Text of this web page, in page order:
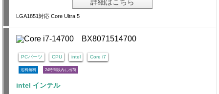
LGA1851対応 Core Ultra 5
PCパーツ CPU intel Core i7
送料無料 24時間以内に出荷
intel インテル